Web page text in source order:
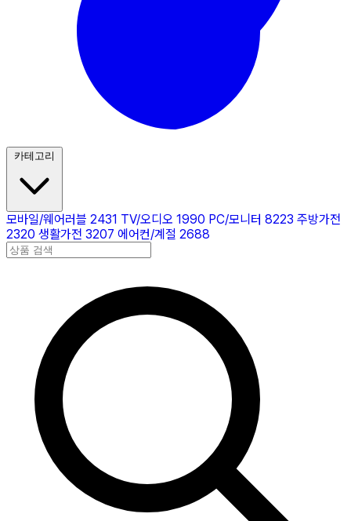
카테고리
모바일/웨어러블 2431 TV/오디오 1990 PC/모니터 8223 주방가전
2320 생활가전 3207 에어컨/계절 2688